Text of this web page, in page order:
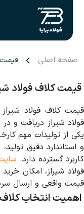
صفحه اصلی قیمت
قیمت کلاف فولاد
قیمت کلاف فولاد شیراز
فولاد شیراز دریافت و
یکی از تولیدات مهم
و استاندارد دقیق
کاربرد گسترده دارد.
فولاد شیراز، امکان
قیمت واقعی و ارسال
اهمیت انتخاب کلاف